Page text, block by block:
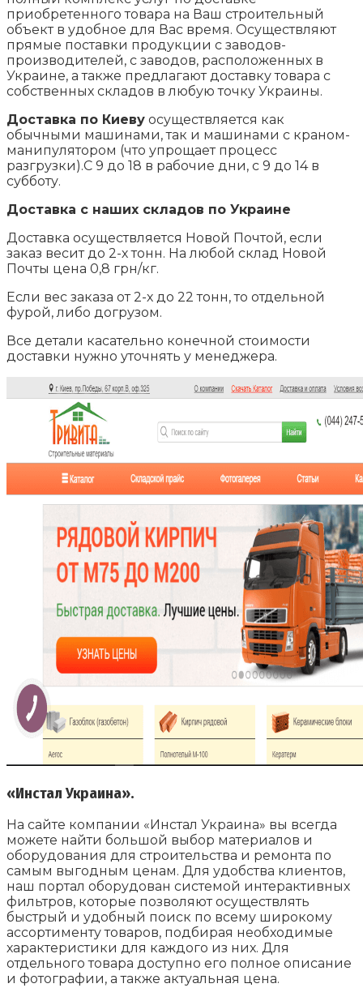
приобретенного товара на Ваш строительный
объект в удобное для Вас время. Осуществляют
прямые поставки продукции с заводов-
производителей, с заводов, расположенных в
Украине, а также предлагают доставку товара с
собственных складов в любую точку Украины.
Доставка по Киеву осуществляется как
обычными машинами, так и машинами с краном-
манипулятором (что упрощает процесс
разгрузки).С 9 до 18 в рабочие дни, с 9 до 14 в
субботу.
Доставка с наших складов по Украине
Доставка осуществляется Новой Почтой, если
заказ весит до 2-х тонн. На любой склад Новой
Почты цена 0,8 грн/кг.
Если вес заказа от 2-х до 22 тонн, то отдельной
фурой, либо догрузом.
Все детали касательно конечной стоимости
доставки нужно уточнять у менеджера.
«Инстал Украина».
На сайте компании «Инстал Украина» вы всегда
можете найти большой выбор материалов и
оборудования для строительства и ремонта по
самым выгодным ценам. Для удобства клиентов,
наш портал оборудован системой интерактивных
фильтров, которые позволяют осуществлять
быстрый и удобный поиск по всему широкому
ассортименту товаров, подбирая необходимые
характеристики для каждого из них. Для
отдельного товара доступно его полное описание
и фотографии, а также актуальная цена.